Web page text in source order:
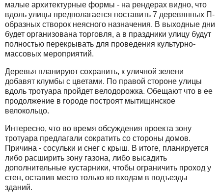
малые архитектурные формы - на рендерах видно, что
вдоль улицы предполагается поставить 7 деревянных П-
образных створок неясного назначения. В выходные дни
будет организована торговля, а в праздники улицу будут
полностью перекрывать для проведения культурно-
массовых мероприятий.
Деревья планируют сохранить, к уличной зелени
добавят клумбы с цветами. По правой стороне улицы
вдоль тротуара пройдет велодорожка. Обещают что в ее
продолжение в городе построят мытищинское
велокольцо.
Интересно, что во время обсуждения проекта зону
тротуара предлагали сократить со стороны домов.
Причина - сосульки и снег с крыш. В итоге, планируется
либо расширить зону газона, либо высадить
дополнительные кустарники, чтобы ограничить проход у
стен, оставив место только ко входам в подъезды
зданий.